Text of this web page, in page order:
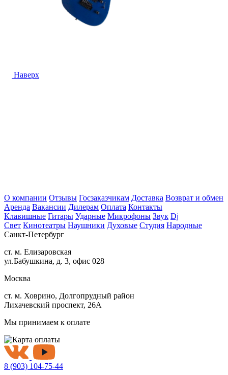
Наверх
О компании Отзывы Госзаказчикам Доставка Возврат и обмен
Аренда Вакансии Дилерам Оплата Контакты
Клавишные Гитары Ударные Микрофоны Звук Dj
Свет Кинотеатры Наушники Духовые Студия Народные
Санкт-Петербург
ст. м. Елизаровская
ул.Бабушкина, д. 3, офис 028
Москва
ст. м. Ховрино, Долгопрудный район
Лихачевский проспект, 26А
Мы принимаем к оплате
8 (903) 104-75-44